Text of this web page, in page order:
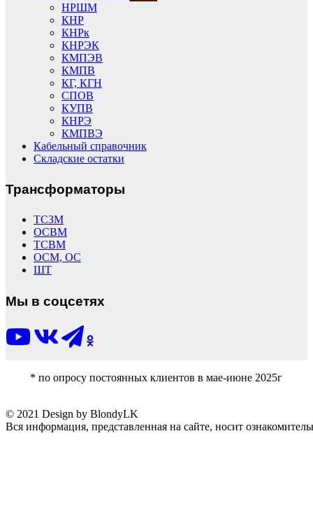
НРШМ
КНР
КНРк
КНРЭК
КМПЭВ
КМПВ
КГ, КГН
СПОВ
КУПВ
КНРЭ
КМПВЭ
Кабельный справочник
Складские остатки
Трансформаторы
ТСЗМ
ОСВМ
ТСВМ
ОСМ, ОС
ШТ
Мы в соцсетях
* по опросу постоянных клиентов в мае-июне 2025г
© 2021 Design by BlondyLK
Вся информация, представленная на сайте, носит